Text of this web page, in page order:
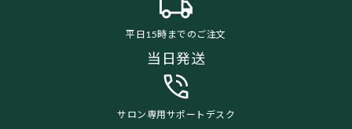
平日15時までのご注文
当日発送
サロン専用サポートデスク